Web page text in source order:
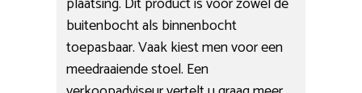
buitenbocht als binnenbocht
toepasbaar. Vaak kiest men voor een
meedraaiende stoel. Een